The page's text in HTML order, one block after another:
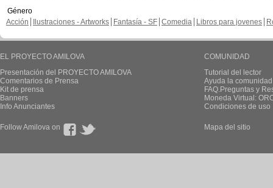
Género
Acción
Ilustraciones - Artworks Fantasía - SF Comedia Libros para jovenes
EL PROYECTO AMILOVA
Presentación del PROYECTO AMILOVA
Comentarios de Prensa
Kit de prensa
Banners
Info Anunciantes
COMUNIDAD
Tutorial del lector
Ayuda la
FAQ.Preguntas y
Moneda Virtual:
Condiciones de uso
Follow Amilova on Mapa del sitio